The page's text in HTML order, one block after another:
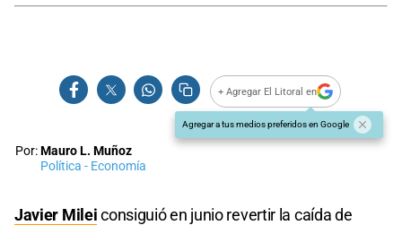
+ Agregar El Litoral en
Agregar a tus medios preferidos en Google
Por:Mauro L. Muñoz
Política - Economía
Javier Mileiconsiguió en junio revertir la caída de